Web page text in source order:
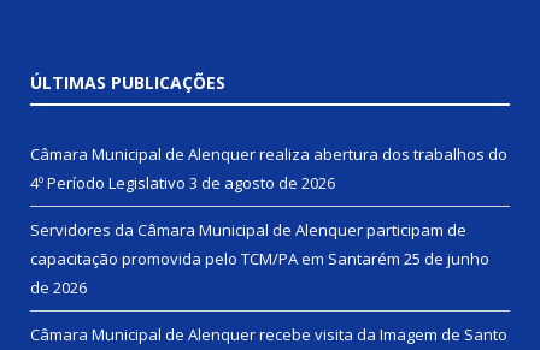
ÚLTIMAS PUBLICAÇÕES
Câmara Municipal de Alenquer realiza abertura dos trabalhos do
4º Período Legislativo 3 de agosto de 2026
Servidores da Câmara Municipal de Alenquer participam de
capacitação promovida pelo TCM/PA em Santarém 25 de junho
de 2026
Câmara Municipal de Alenquer recebe visita da Imagem de Santo